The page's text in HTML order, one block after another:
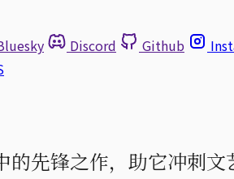
Discord Github
的先锋之作，助它冲刺文